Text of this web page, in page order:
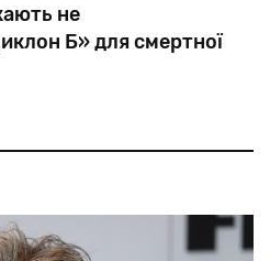
не
Б» для смертної
камерах